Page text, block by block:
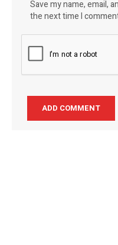
Save my name, email,
the next time I